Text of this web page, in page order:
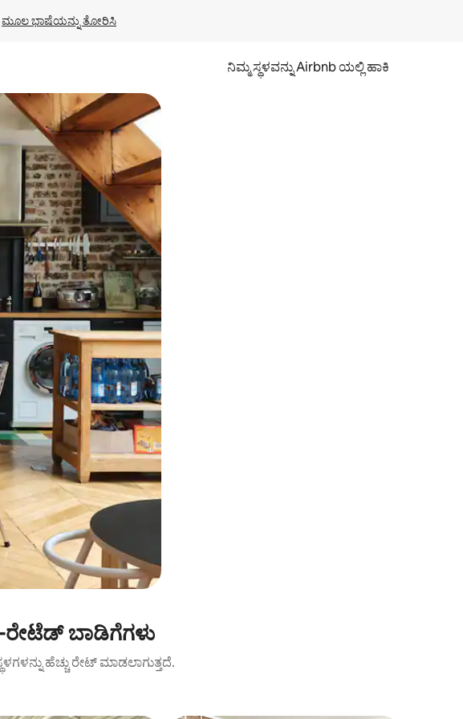
ಮೂಲ ಭಾಷೆಯನ್ನು ತೋರಿಸಿ
ನಿಮ್ಮ ಸ್ಥಳವನ್ನು Airbnb ಯಲ್ಲಿ ಹಾಕಿ
ಮೂಲಕ ಅನ್ವೇಷಿಸಿ.
ಬಾಡಿಗೆಗಳು
ಹೆಚ್ಚು ರೇಟ್ ಮಾಡಲಾಗುತ್ತದೆ.